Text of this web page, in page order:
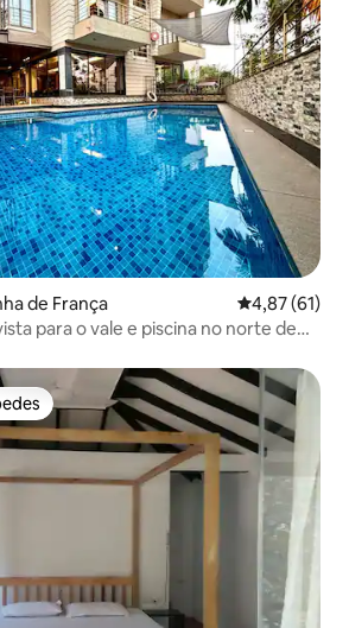
de França 4,87 de uma
4,87 (61)
para o vale e piscina no norte de